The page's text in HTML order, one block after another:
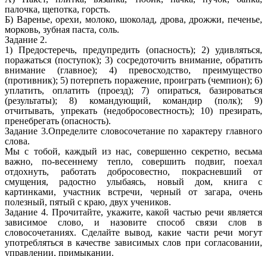
палочка, щепотка, горсть.
Б) Варенье, орехи, молоко, шоколад, дрова, дрожжи, печенье,
морковь, зубная паста, соль.
Задание 2.
1) Предостеречь, предупредить (опасность); 2) удивляться,
поражаться (поступок); 3) сосредоточить внимание, обратить
внимание (главное); 4) превосходство, преимущество
(противник); 5) потерпеть поражение, проиграть (чемпион); 6)
уплатить, оплатить (проезд); 7) опираться, базироваться
(результаты); 8) командующий, командир (полк); 9)
отчитывать, упрекать (недобросовестность); 10) презирать,
пренебрегать (опасность).
Задание 3.Определите словосочетание по характеру главного
слова.
Мы с тобой, каждый из нас, совершенно секретно, весьма
важно, по-весеннему тепло, совершить подвиг, поехал
отдохнуть, работать добросовестно, покрасневший от
смущения, радостно улыбаясь, новый дом, книга с
картинками, участник встречи, черный от загара, очень
полезный, пятый с краю, двух учеников.
Задание 4. Прочитайте, укажите, какой частью речи является
зависимое слово, и назовите способ связи слов в
словосочетаниях. Сделайте вывод, какие части речи могут
употребляться в качестве зависимых слов при согласовании,
управлении, примыкании.